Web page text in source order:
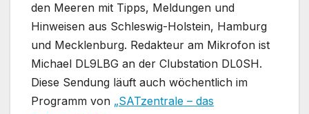
den Meeren mit Tipps, Meldungen und
Hinweisen aus Schleswig-Holstein, Hamburg
und Mecklenburg. Redakteur am Mikrofon ist
Michael DL9LBG an der Clubstation DL0SH.
Diese Sendung läuft auch wöchentlich im
Programm von „SATzentrale – das